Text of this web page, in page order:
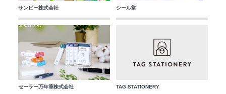
サンビー株式会社 シール堂
セーラー万年筆株式会社 TAG STATIONERY